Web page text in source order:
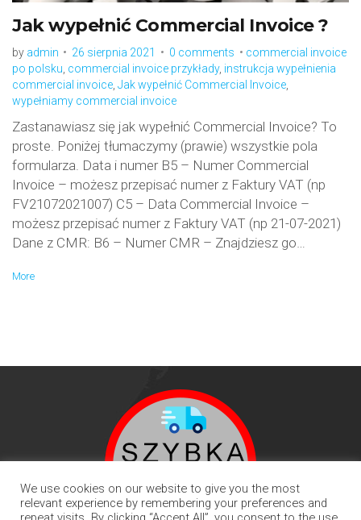
Jak wypełnić Commercial Invoice ?
by admin 26 sierpnia 2021 0 comments
commercial invoice
po polsku commercial invoice przykłady, instrukcja wypełnienia
commercial invoice Jak wypełnić Commercial Invoice
wypełniamy commercial invoice
Zastanawiasz się jak wypełnić Commercial Invoice? To
proste. Poniżej tłumaczymy (prawie) wszystkie pola
formularza. Data i numer B5 – Numer Commercial
Invoice – możesz przepisać numer z Faktury VAT (np
FV21072021007) C5 – Data Commercial Invoice –
możesz przepisać numer z Faktury VAT (np 21-07-2021)
Dane z CMR: B6 – Numer CMR – Znajdziesz go…
More
We use cookies on our website to give you the most
relevant experience by remembering your preferences and